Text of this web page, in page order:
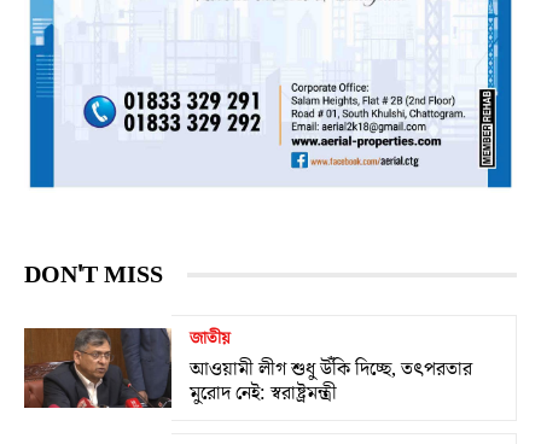
DON'T MISS
জাতীয়
আওয়ামী লীগ শুধু উঁকি দিচ্ছে, তৎপরতার
মুরোদ নেই: স্বরাষ্ট্রমন্ত্রী